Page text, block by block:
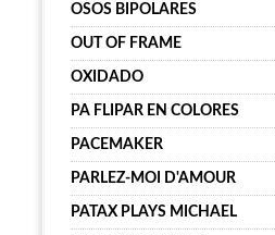
OSOS BIPOLARES
OUT OF FRAME
OXIDADO
PA FLIPAR EN COLORES
PACEMAKER
PARLEZ-MOI D'AMOUR
PATAX PLAYS MICHAEL